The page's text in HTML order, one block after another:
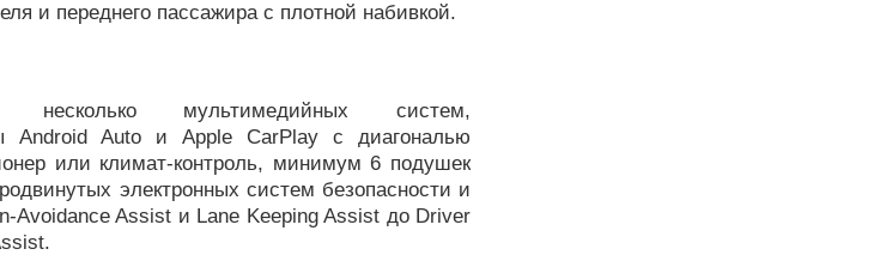
и переднего пассажира с плотной набивкой.
несколько мультимедийных систем,
Android Auto и Apple CarPlay с диагональю
или климат-контроль, минимум 6 подушек
электронных систем безопасности и
Avoidance Assist и Lane Keeping Assist до Driver